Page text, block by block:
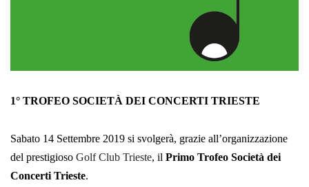
1° TROFEO SOCIETÀ DEI CONCERTI TRIESTE
Sabato 14 Settembre 2019 si svolgerà, grazie all’organizzazione
del prestigioso Golf Club Trieste, il Primo Trofeo Società dei
Concerti Trieste.